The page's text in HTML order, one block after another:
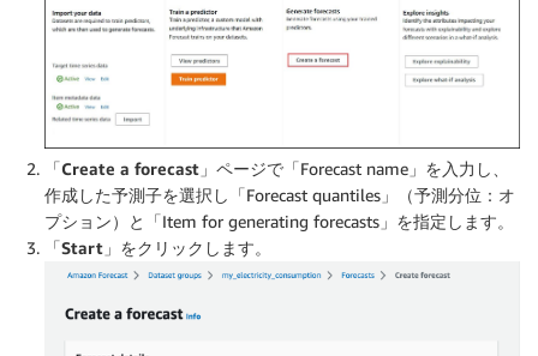
「Create a forecast」 ページで「Forecast name」を入力し、
作成した予測子を選択し「Forecast quantiles」（予測分位：オ
プション）と「Item for generating forecasts」を指定します。
「Start」 をクリックします。